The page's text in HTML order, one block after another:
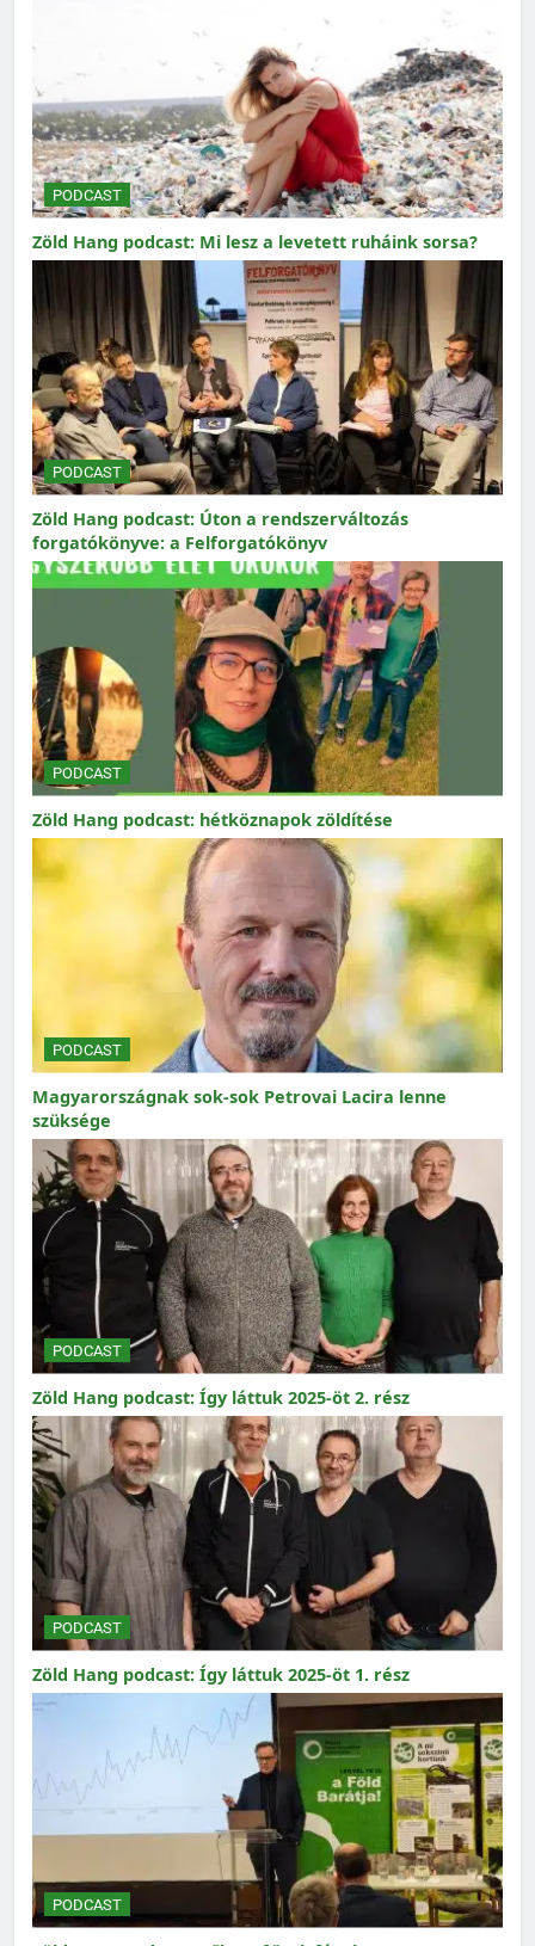
PODCAST
Zöld Hang podcast: Mi lesz a levetett ruháink sorsa?
PODCAST
Zöld Hang podcast: Úton a rendszerváltozás
forgatókönyve: a Felforgatókönyv
PODCAST
Zöld Hang podcast: hétköznapok zöldítése
PODCAST
Magyarországnak sok-sok Petrovai Lacira lenne
szüksége
PODCAST
Zöld Hang podcast: Így láttuk 2025-öt 2. rész
PODCAST
Zöld Hang podcast: Így láttuk 2025-öt 1. rész
PODCAST